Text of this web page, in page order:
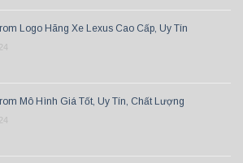
Logo Hãng Xe Lexus Cao Cấp, Uy Tín
Mô Hình Giá Tốt, Uy Tín, Chất Lượng